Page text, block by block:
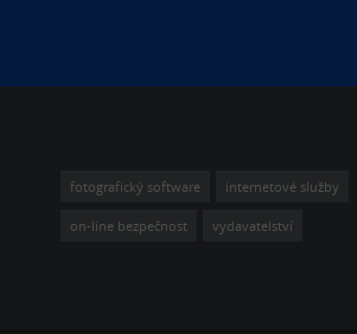
fotografický software internetové služby
on-line bezpečnost vydavatelství